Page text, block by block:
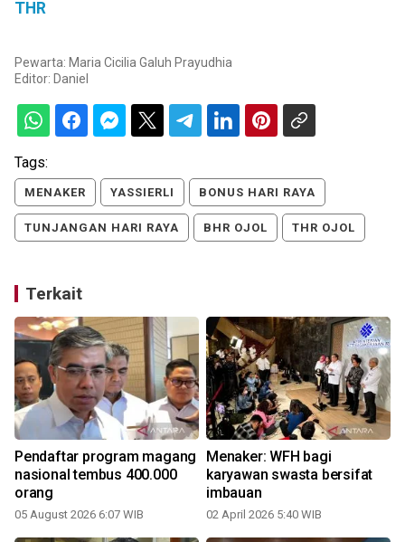
THR
Pewarta: Maria Cicilia Galuh Prayudhia
Editor: Daniel
Tags:
MENAKER YASSIERLI BONUS HARI RAYA
TUNJANGAN HARI RAYA BHR OJOL THR OJOL
Terkait
Pendaftar program magang
nasional tembus 400.000
orang
05 August 2026 6:07 WIB
Menaker: WFH bagi
karyawan swasta bersifat
imbauan
02 April 2026 5:40 WIB